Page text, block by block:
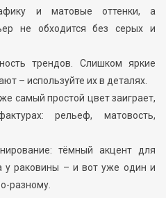
и матовые оттенки, а
не обходится без серых и
трендов. Слишком яркие
– используйте их в деталях.
самый простой цвет заиграет,
рельеф, матовость,
тёмный акцент для
у раковины – и вот уже один и
разному.